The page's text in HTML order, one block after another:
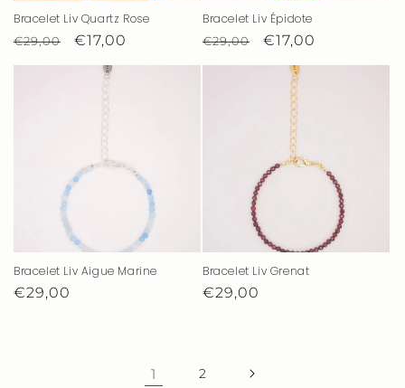
Bracelet Liv Quartz Rose
Prix
habituel
€29,00
Prix
promotionnel
€17,00
Bracelet Liv Épidote
Prix
habituel
€29,00
Prix
promotionnel
€17,00
Bracelet Liv Aigue Marine
Prix
€29,00
Bracelet Liv Grenat
Prix
€29,00
1 2